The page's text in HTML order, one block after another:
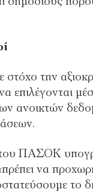
στόχο την
επιλέγονται
ανοικτών
ΠΑΣΟΚ
να
το